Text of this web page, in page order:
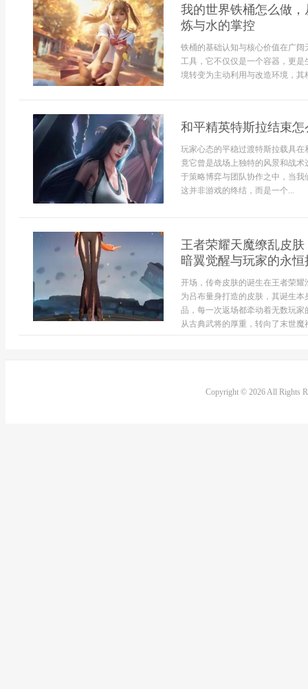
我的世界铁桶怎么做
炼与水的掌控
铁桶的基础认知与核心价值在广
工具，它不仅仅是一个容器，更
境转变为主动利用与改造环境，其
和平精英特斯拉结束
玩家心态的平稳过渡特斯拉载具
竟它曾是战场上独特的风景和战
于策略博弈与团队协作之中，当
这并非游戏的终结，而是一个...
王者荣耀天魔缭乱皮
暗翼觉醒与玩家的永恒
开场，传奇皮肤的诞生在王者荣
为吕布量身打造的皮肤，其诞生
品，每一次返场都牵动着无数玩
从古典武将的厚重，转向了末世
Copyright © 2026 All Rights